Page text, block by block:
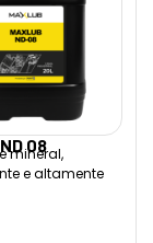
08
mineral,
e altamente